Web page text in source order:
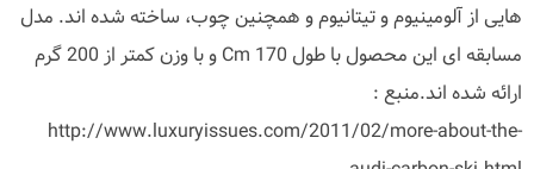
هایی از آلومینیوم و تیتانیوم و همچنین چوب، ساخته شده اند. مدل
مسابقه ای این محصول با طول 170 Cm و با وزن کمتر از 200 گرم
ارائه شده اند.منبع :
http://www.luxuryissues.com/2011/02/more-about-the-